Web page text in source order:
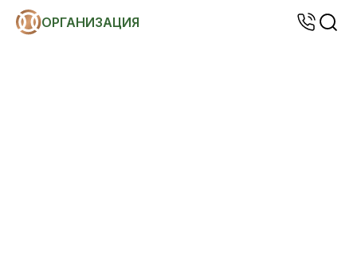
ОРГАНИЗАЦИЯ